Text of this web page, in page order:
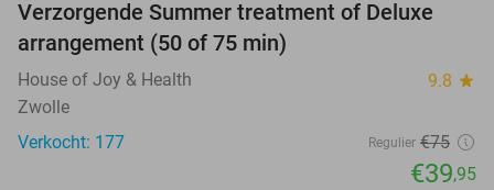
47%
Verzorgende Summer treatment of Deluxe
arrangement (50 of 75 min)
House of Joy & Health 9.8 star
Zwolle
Verkocht: 177
Regulier €75
€39,95